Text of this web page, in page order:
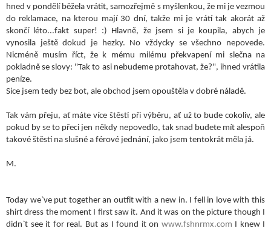
hned v pondělí běžela vrátit, samozřejmě s myšlenkou, že mi je vezmou
do reklamace, na kterou mají 30 dní, takže mi je vrátí tak akorát až
skončí léto...fakt super! :) Hlavně, že jsem si je koupila, abych je
vynosila ještě dokud je hezky. No vždycky se všechno nepovede.
Nicméně musím říct, že k mému milému překvapení mi slečna na
pokladně se slovy: "Tak to asi nebudeme protahovat, že?", ihned vrátila
peníze.
Sice jsem tedy bez bot, ale obchod jsem opouštěla v dobré náladě.
Tak vám přeju, ať máte více štěstí při výběru, ať už to bude cokoliv, ale
pokud by se to přeci jen někdy nepovedlo, tak snad budete mít alespoň
takové štěstí na slušné a férové jednání, jako jsem tentokrát měla já.
M.
Today we`ve put together an outfit with a new in. I fell in love with this
shirt dress the moment I first saw it. And it was on the picture though I
didn`t see it for real. But as I found it on www.fshnrmx.com I knew I